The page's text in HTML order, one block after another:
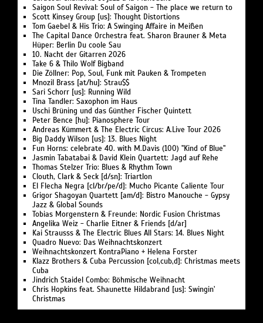
Saigon Soul Revival: Soul of Saigon - The place we return to
Scott Kinsey Group [us]: Thought Distortions
Tom Gaebel & His Trio: A Swinging Affaire in Meißen
The Capital Dance Orchestra feat. Sharon Brauner & Meta
Hüper: Berlin Du coole Sau
10. Nacht der Gitarren 2026
Take 6 & Thilo Wolf Bigband
Die Zöllner: Pop, Soul, Funk mit Pauken & Trompeten
Mnozil Brass [at/hu]: Strau$$
Sari Schorr [us]: Running Wild
Tina Tandler: Saxophon im Haus
Uschi Brüning und das Günther Fischer Quintett
Peter Bence [hu]: Pianosphere Tour
Andreas Kümmert & The Electric Circus: A.Live Tour 2026
Big Daddy Wilson [us]: 13. Blues Night
Fun Horns: celebrate 40. with M.Davis (100) "Kind of Blue"
Jasmin Tabatabai & David Klein Quartett: Jagd auf Rehe
Thomas Stelzer Trio: Blues & Rhythm Town
Clouth, Clark & Seck [d/sn]: Triartlon
El Flecha Negra [cl/br/pe/d]: Mucho Picante Caliente Tour
Grigor Shagoyan Quartett [am/d]: Bistro Manouche - Gypsy
Jazz & Global Sounds
Tobias Morgenstern & Freunde: Nordic Fusion Christmas
Angelika Weiz - Charlie Eitner & Friends [d/ar]
Kai Strausss & The Electric Blues All Stars: 14. Blues Night
Quadro Nuevo: Das Weihnachtskonzert
Weihnachtskonzert KontraPiano + Helena Forster
Klazz Brothers & Cuba Percussion [col,cub,d]: Christmas meets
Cuba
Jindrich Staidel Combo: Böhmische Weihnacht
Chris Hopkins feat. Shaunette Hildabrand [us]: Swingin'
Christmas